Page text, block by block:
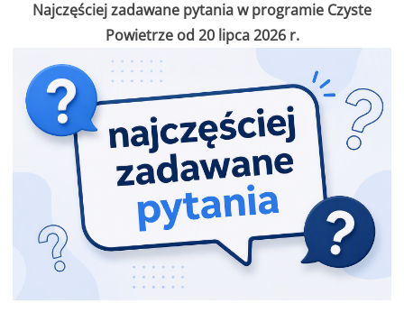
Najczęściej zadawane pytania w programie Czyste
Powietrze od 20 lipca 2026 r.